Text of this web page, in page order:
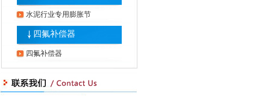
水泥行业专用膨胀节
四氟补偿器
四氟补偿器